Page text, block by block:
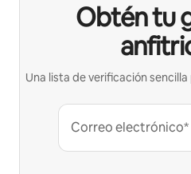
Obtén tu
Una lista de verificación
Correo electrónico*